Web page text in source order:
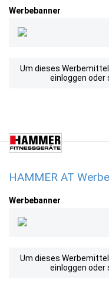
Werbebanner
Um dieses
einloggen oder
HAMMER AT
Werbebanner
Um dieses
einloggen oder